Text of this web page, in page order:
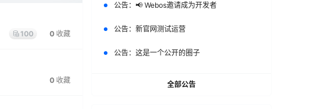
100 0 收藏
0 收藏
公告： 📢 Webos邀请成为开发者
公告： 新官网测试运营
公告： 这是一个公开的圈子
全部公告